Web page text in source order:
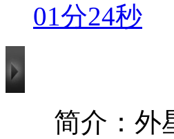
01分24秒
简介：外